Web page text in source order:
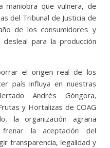
maniobra que vulnera, de
del Tribunal de Justicia de
de los consumidores y
desleal para la producción
el origen real de los
país influya en nuestras
Andrés Góngora,
y Hortalizas de COAG
la organización agraria
la aceptación del
transparencia, legalidad y